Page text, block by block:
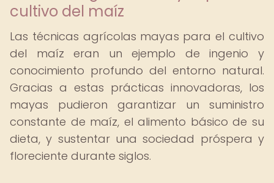
cultivo del maíz
Las técnicas agrícolas mayas para el cultivo
del maíz eran un ejemplo de ingenio y
conocimiento profundo del entorno natural.
Gracias a estas prácticas innovadoras, los
mayas pudieron garantizar un suministro
constante de maíz, el alimento básico de su
dieta, y sustentar una sociedad próspera y
floreciente durante siglos.